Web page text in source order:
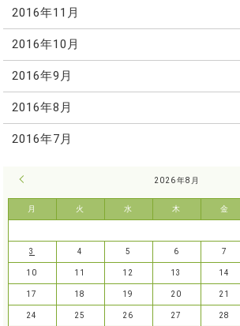
2016年11月
2016年10月
2016年9月
2016年8月
2016年7月
2026年8月
月 火 水 木 金
3 4 5 6 7
10 11 12 13 14
17 18 19 20 21
24 25 26 27 28